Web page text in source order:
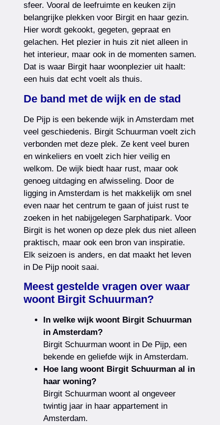
sfeer. Vooral de leefruimte en keuken zijn
belangrijke plekken voor Birgit en haar gezin.
Hier wordt gekookt, gegeten, gepraat en
gelachen. Het plezier in huis zit niet alleen in
het interieur, maar ook in de momenten samen.
Dat is waar Birgit haar woonplezier uit haalt:
een huis dat echt voelt als thuis.
De band met de wijk en de stad
De Pijp is een bekende wijk in Amsterdam met
veel geschiedenis. Birgit Schuurman voelt zich
verbonden met deze plek. Ze kent veel buren
en winkeliers en voelt zich hier veilig en
welkom. De wijk biedt haar rust, maar ook
genoeg uitdaging en afwisseling. Door de
ligging in Amsterdam is het makkelijk om snel
even naar het centrum te gaan of juist rust te
zoeken in het nabijgelegen Sarphatipark. Voor
Birgit is het wonen op deze plek dus niet alleen
praktisch, maar ook een bron van inspiratie.
Elk seizoen is anders, en dat maakt het leven
in De Pijp nooit saai.
Meest gestelde vragen over waar
woont Birgit Schuurman?
In welke wijk woont Birgit Schuurman
in Amsterdam?
Birgit Schuurman woont in De Pijp, een
bekende en geliefde wijk in Amsterdam.
Hoe lang woont Birgit Schuurman al in
haar woning?
Birgit Schuurman woont al ongeveer
twintig jaar in haar appartement in
Amsterdam.